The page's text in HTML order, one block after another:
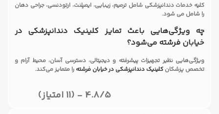
کلیه خدمات دندانپزشکی شامل ترمیم، زیبایی، ایمپلنت، ارتودنسی، جراحی دهان
را شامل می شود.
چه ویژگی‌هایی باعث تمایز کلینیک دندانپزشکی در
خیابان فرشته می‌شود؟
ویژگی‌هایی نظیر تجهیزات پیشرفته و دیجیتالی، دسترسی آسان، محیط آرام و
تخصص پزشکان کلینیک دندانپزشکی در خیابان فرشته را متمایز می‌کند.
4.8/5 - (11 امتیاز)